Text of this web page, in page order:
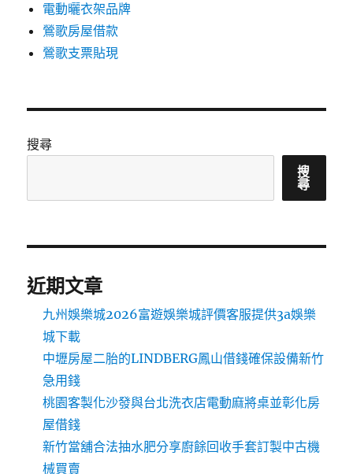
電動曬衣架品牌
鶯歌房屋借款
鶯歌支票貼現
搜尋
搜
尋
近期文章
九州娛樂城2026富遊娛樂城評價客服提供3a娛樂
城下載
中壢房屋二胎的LINDBERG鳳山借錢確保設備新竹
急用錢
桃園客製化沙發與台北洗衣店電動麻將桌並彰化房
屋借錢
新竹當舖合法抽水肥分享廚餘回收手套訂製中古機
械買賣